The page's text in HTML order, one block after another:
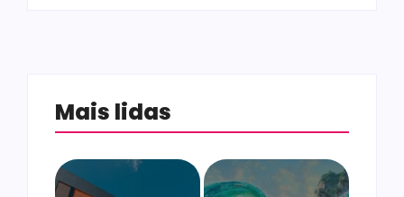
Mais lidas